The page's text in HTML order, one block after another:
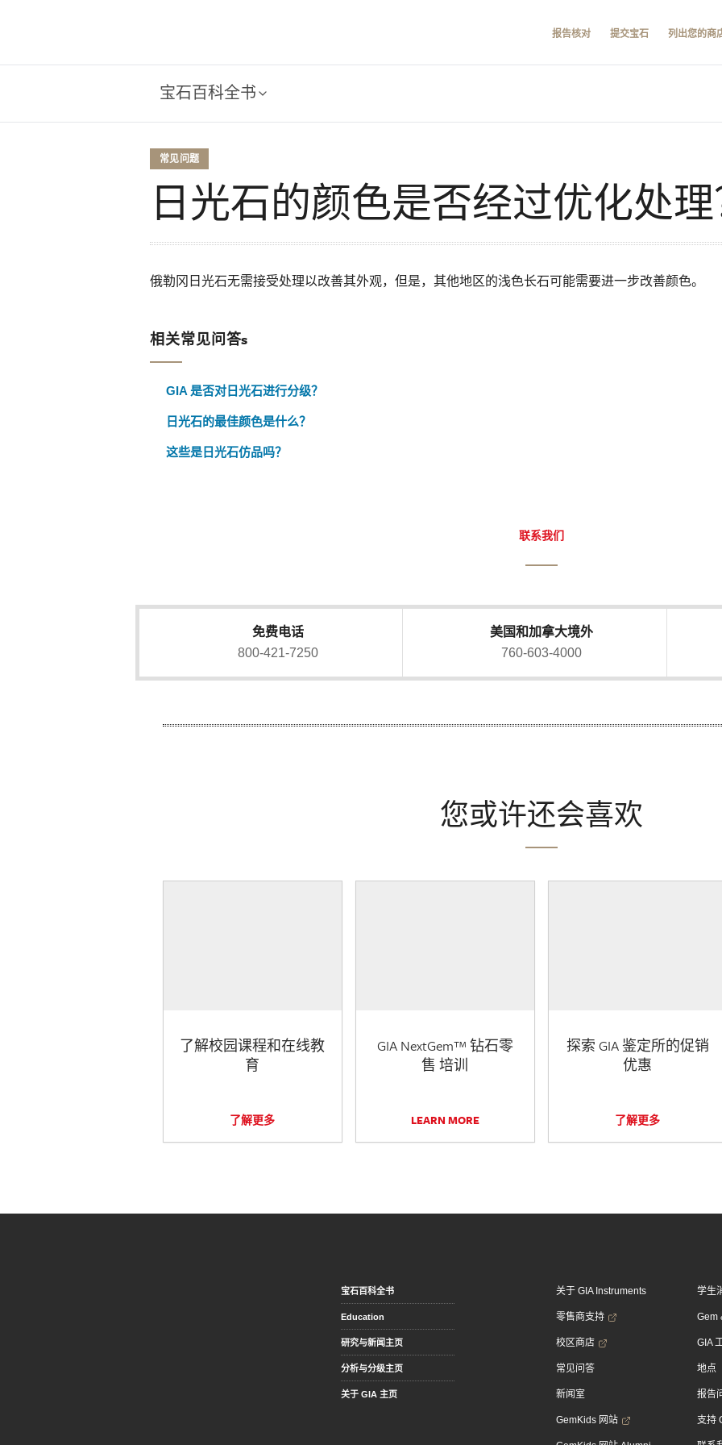
报告核对 提交宝石 列出您的商
宝石百科全书
常见问题
日光石的颜色是否经过优化处
俄勒冈日光石无需接受处理以改善其外观，但是，其他地区的浅色长石可能需要进一步改善颜色。
相关常见问答s
GIA 是否对日光石进行分级？
日光石的最佳颜色是什么？
这些是日光石仿品吗？
联系我们
免费电话
800-421-7250
美国和加拿大境外
760-603-4000
您或许还会喜欢
了解校园课程和在线教
育
了解更多
GIA NextGem™ 钻石零
售 培训
LEARN MORE
探索 GIA 鉴定所的促销
优惠
了解更多
宝石百科全书
Education
研究与新闻主页
分析与分级主页
关于 GIA 主页
关于 GIA Instruments
零售商支持
校区商店
常见问答
新闻室
GemKids 网站
学生
Gem
GIA
地点
报告
支持